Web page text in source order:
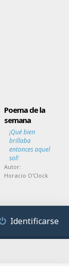
Poema de la
semana
¡Qué bien
brillaba
entonces aquel
sol!
Autor:
Horacio O'Clock
Identificarse